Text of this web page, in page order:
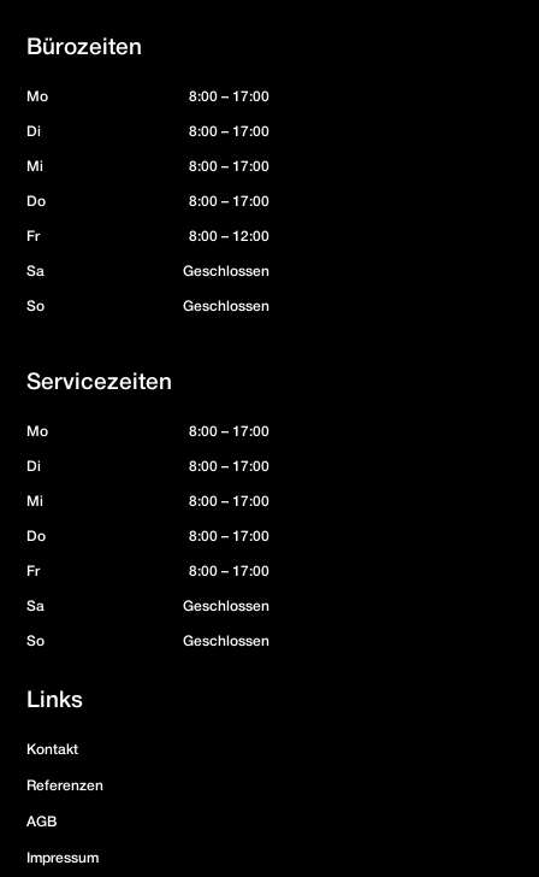
Bürozeiten
Mo 8:00 – 17:00
Di 8:00 – 17:00
Mi 8:00 – 17:00
Do 8:00 – 17:00
Fr 8:00 – 12:00
Sa Geschlossen
So Geschlossen
Servicezeiten
Mo 8:00 – 17:00
Di 8:00 – 17:00
Mi 8:00 – 17:00
Do 8:00 – 17:00
Fr 8:00 – 17:00
Sa Geschlossen
So Geschlossen
Links
Kontakt
Referenzen
AGB
Impressum